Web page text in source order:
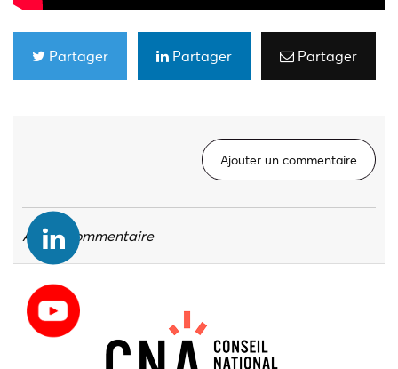
Partager Partager Partager
Ajouter un commentaire
Aucun commentaire